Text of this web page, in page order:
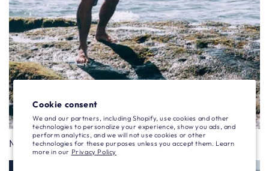
Cookie consent
We and our partners, including Shopify, use cookies and other
technologies to personalize your experience, show you ads, and
perform analytics, and we will not use cookies or other
technologies for these purposes unless you accept them. Learn
more in our Privacy Policy
Men's Costumes